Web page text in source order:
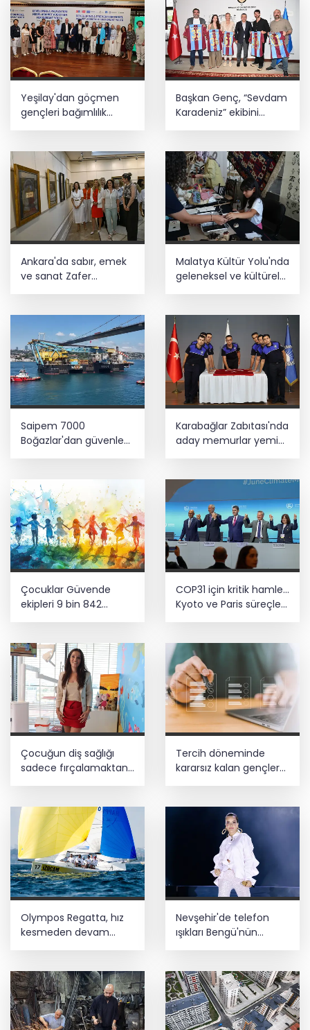
Yeşilay'dan göçmen
gençleri bağımlılık
Başkan Genç, “Sevdam
Karadeniz” ekibini
Ankara'da sabır, emek
ve sanat Zafer
Çarşısı’nda hayat buldu
Malatya Kültür Yolu'nda
geleneksel ve kültürel
birikim
Saipem 7000
Boğazlar'dan güvenle
Karabağlar Zabıtası'nda
aday memurlar yemin
Çocuklar Güvende
ekipleri 9 bin 842
yönlendirdi
COP31 için kritik hamle...
Kyoto ve Paris süreçleri
Çocuğun diş sağlığı
sadece fırçalamaktan
ibaret değil
Tercih döneminde
kararsız kalan gençlere
bilimsel yol haritası...
testi çözün!
Olympos Regatta, hız
kesmeden devam
Nevşehir'de telefon
ışıkları Bengü'nün